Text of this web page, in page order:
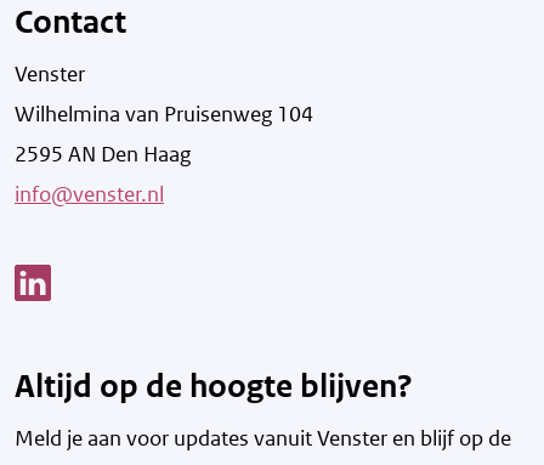
Contact
Venster
Wilhelmina van Pruisenweg 104
2595 AN Den Haag
info@venster.nl
Altijd op de hoogte blijven?
Meld je aan voor updates vanuit Venster en blijf op de